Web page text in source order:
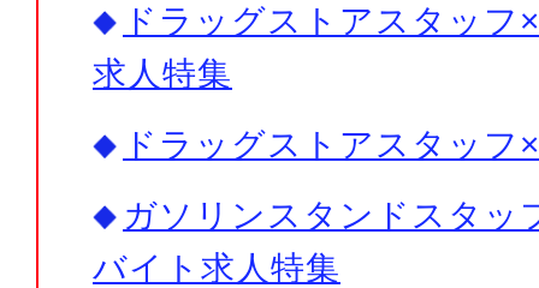
ドラッグストアスタッフ
求人特集
ドラッグストアスタッフ
ガソリンスタンドスタッ
バイト求人特集